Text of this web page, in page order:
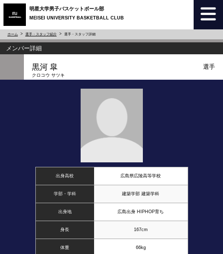
明星大学男子バスケットボール部
MEISEI UNIVERSITY BASKETBALL CLUB
ホーム 選手・スタッフ紹介 選手・スタッフ詳細
メンバー詳細
黒河 皐
クロコウ サツキ
選手
出身高校 広島県広陵高等学校
学部・学科 建築学部 建築学科
出身地 広島出身 HIPHOP育ち
身長 167cm
体重 66kg